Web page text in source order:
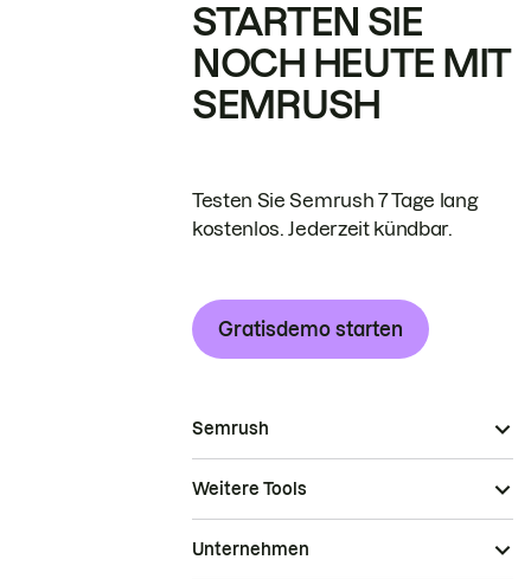
STARTEN SIE
NOCH HEUTE MIT
SEMRUSH
Testen Sie Semrush 7 Tage lang
kostenlos. Jederzeit kündbar.
Gratisdemo starten
Semrush
Weitere Tools
Unternehmen